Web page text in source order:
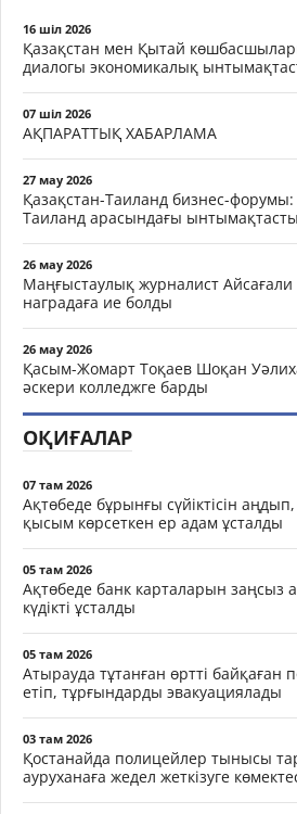
16 шіл 2026
Қазақстан мен Қытай
диалогы экономикалық
07 шіл 2026
АҚПАРАТТЫҚ ХАБАРЛАМА
27 мау 2026
Қазақстан-Таиланд бизнес-
Таиланд арасындағы
26 мау 2026
Маңғыстаулық журналист
наградаға ие болды
26 мау 2026
Қасым-Жомарт Тоқаев Шоқан
әскери колледжге барды
ОҚИҒАЛАР
07 там 2026
Ақтөбеде бұрынғы сүйіктісін
қысым көрсеткен ер адам ұсталды
05 там 2026
Ақтөбеде банк карталарын заңсыз
күдікті ұсталды
05 там 2026
Атырауда тұтанған өртті байқаған
етіп, тұрғындарды эвакуациялады
03 там 2026
Қостанайда полицейлер тынысы
ауруханаға жедел жеткізуге